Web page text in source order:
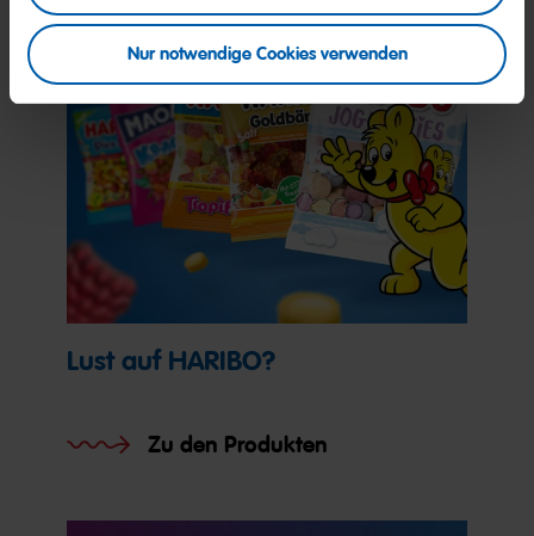
Nur notwendige Cookies verwenden
Lust auf HARIBO?
Zu den Produkten